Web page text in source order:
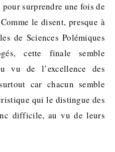
surprendre une fois de
le disent, presque à
de Sciences Polémiques
cette finale semble
vu de l’excellence des
car chacun semble
qui le distingue des
difficile, au vu de leurs